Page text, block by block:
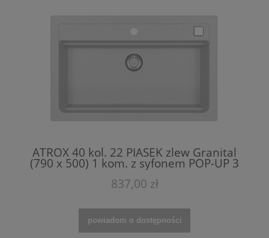
ATROX 40 kol. 22 PIASEK zlew Granital
(790 x 500) 1 kom. z syfonem POP-UP 3
1/2"
837,00 zł
powiadom o dostępności